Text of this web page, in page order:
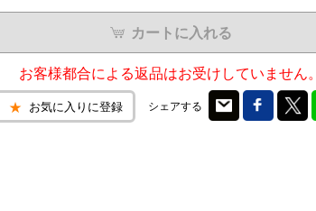
カートに入れる
お客様都合による返品はお受けしていません。
お気に入りに登録 シェアする